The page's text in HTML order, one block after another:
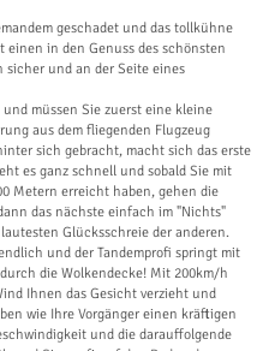
geschadet und das tollkühne
einen in den Genuss des schönsten
und an der Seite eines
müssen Sie zuerst eine kleine
aus dem fliegenden Flugzeug
sich gebracht, macht sich das erste
es ganz schnell und sobald Sie mit
Metern erreicht haben, gehen die
das nächste einfach im "Nichts"
Glücksschreie der anderen.
und der Tandemprofi springt mit
die Wolkendecke! Mit 200km/h
Ihnen das Gesicht verzieht und
wie Ihre Vorgänger einen kräftigen
und die darauffolgende